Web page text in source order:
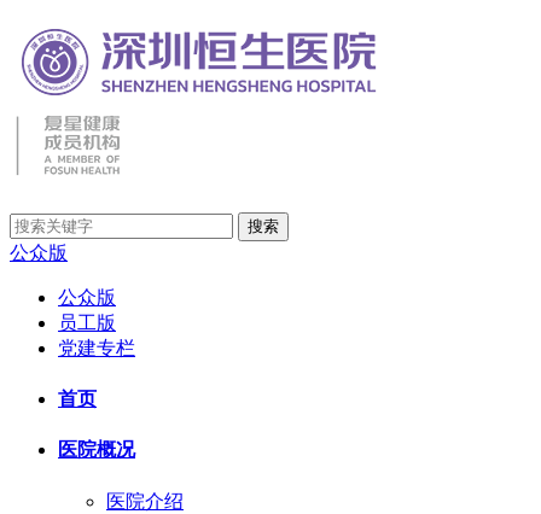
公众版
公众版
员工版
党建专栏
首页
医院概况
医院介绍